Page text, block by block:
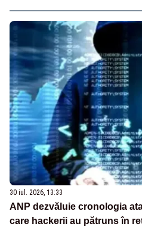
30 iul. 2026, 13:33
ANP dezvăluie cronologia
care hackerii au pătruns în